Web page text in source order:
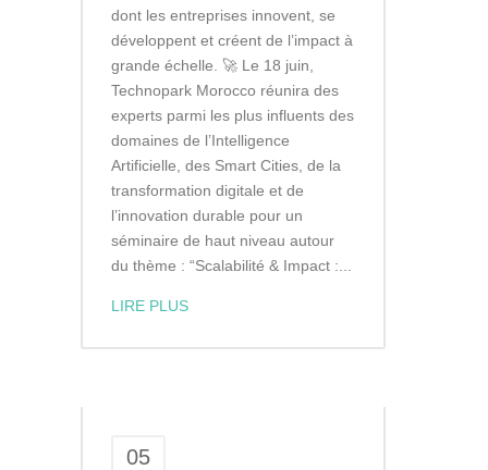
dont les entreprises innovent, se
développent et créent de l’impact à
grande échelle. 🚀 Le 18 juin,
Technopark Morocco réunira des
experts parmi les plus influents des
domaines de l’Intelligence
Artificielle, des Smart Cities, de la
transformation digitale et de
l’innovation durable pour un
séminaire de haut niveau autour
du thème : “Scalabilité & Impact :...
LIRE PLUS
05